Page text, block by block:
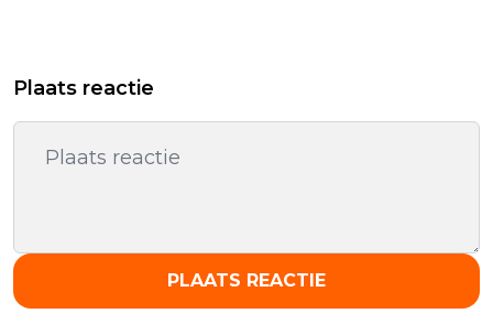
Plaats reactie
PLAATS REACTIE